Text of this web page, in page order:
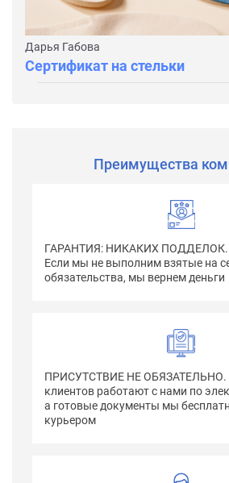
Дарья Габова
Сертификат на стельки
Преимущества
ГАРАНТИЯ: НИКАКИХ ПОДДЕЛОК.
Если мы не выполним взятые на
обязательства, мы вернем деньги
ПРИСУТСТВИЕ НЕ ОБЯЗАТЕЛЬНО.
клиентов работают с нами по
а готовые документы мы
курьером